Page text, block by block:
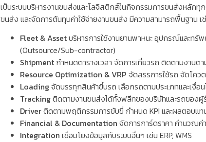
เป็นระบบบริหารงานขนส่งและโลจิสติกส์ในกิจกรรมการขนส่งหลัก
ขนส่ง และจัดการต้นทุนค่าใช้จ่ายงานขนส่ง มีความสามารถพื้นฐาน เ
Fleet & Assetบริหารการใช้งานยานพาหนะ อุปกรณ์และท
(Outsource/Sub-contractor)
Shipment กำหนดตารางเวลา จัดการเที่ยวรถ ติดตามงานต
Resource Optimization & VRPจัดสรรการใช้รถ จัดโค
Loadingจัดบรรทุกสินค้าขึ้นรถ เลือกรถตามประเภทและเงื่อน
Trackingติดตามงานขนส่งได้ทั้งฟลีทของบริษัทและรถของผู้
Driverติดตามพฤติกรรมการขับขี่ กำหนด KPIและผลตอบแท
Financial & Documentationจัดการการ์ดราคา คำนวณค่า
Integrationเชื่อมโยงข้อมูลกับระบบอื่นๆ เช่น ERP, WMS